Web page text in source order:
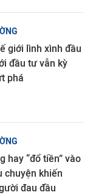
giới lình xình đầu
đầu tư vẫn kỳ
phá
hay “đổ tiền” vào
chuyện khiến
đau đầu